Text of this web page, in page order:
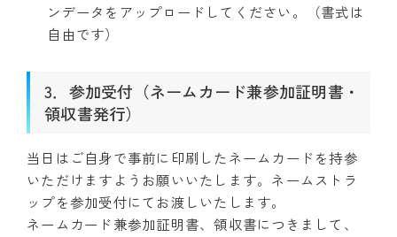
ンデータをアップロードしてください。（書式は
自由です）
3．参加受付（ネームカード兼参加証明書・
領収書発行）
当日はご自身で事前に印刷したネームカードを持参
いただけますようお願いいたします。ネームストラ
ップを参加受付にてお渡しいたします。
ネームカード兼参加証明書、領収書につきまして、